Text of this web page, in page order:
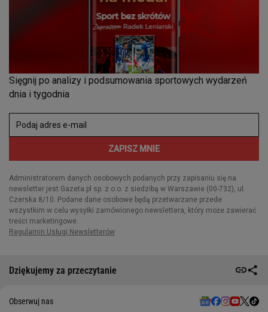
Dziękujemy za przeczytanie
Obserwuj nas